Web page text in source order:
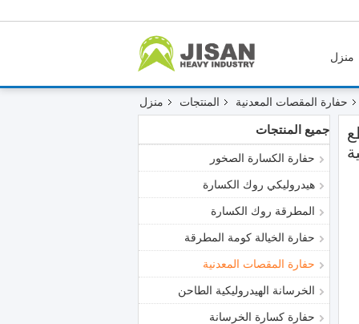
منزل
منزل المنتجات حفارة المقصات المعدنية
جميع المنتجات
حفارة الكسارة الصخور
هيدروليكي روك الكسارة
المطرقة روك الكسارة
حفارة الخيالة كومة المطرقة
حفارة المقصات المعدنية
الخرسانة الهيدروليكية الطاحن
حفارة كسارة الخرسانة